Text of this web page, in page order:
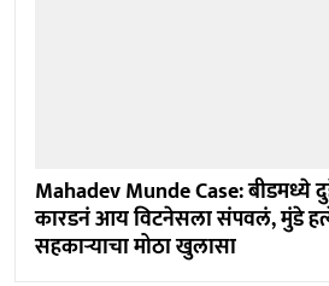
Mahadev Munde Case: बीडमध्ये
कारडनं आय विटनेसला संपवलं, मुंडे
सहकाऱ्याचा मोठा खुलासा